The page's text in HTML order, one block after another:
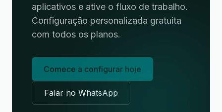
aplicativos e ative o fluxo de trabalho.
Configuração personalizada gratuita
com todos os planos.
Comece a configurar hoje
Falar no WhatsApp